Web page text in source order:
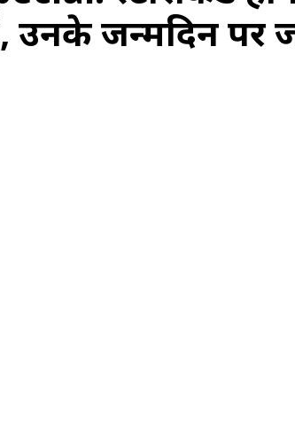
उनके जन्मदिन